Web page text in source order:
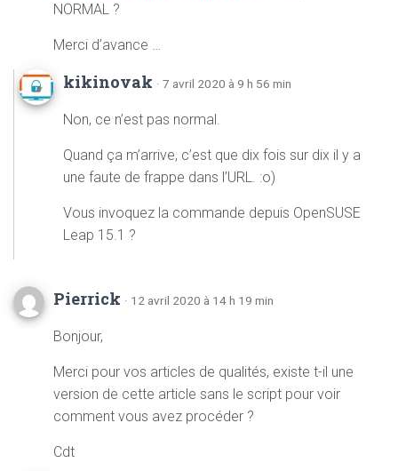
NORMAL ?
Merci d’avance …
kikinovak · 7 avril 2020 à 9 h 56 min
Non, ce n’est pas normal.
Quand ça m’arrive, c’est que dix fois sur dix il y a
une faute de frappe dans l’URL. :o)
Vous invoquez la commande depuis OpenSUSE
Leap 15.1 ?
Pierrick · 12 avril 2020 à 14 h 19 min
Bonjour,
Merci pour vos articles de qualités, existe t-il une
version de cette article sans le script pour voir
comment vous avez procéder ?
Cdt